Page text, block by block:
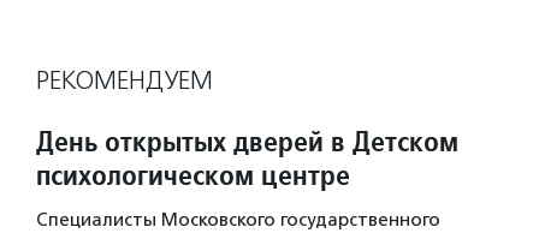
РЕКОМЕНДУЕМ
День открытых дверей в Детском
психологическом центре
Специалисты Московского государственного